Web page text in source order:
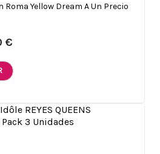
Yellow Dream A Un Precio
€